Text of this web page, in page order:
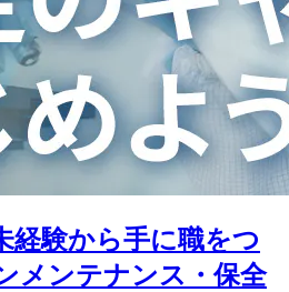
経験から手に職をつ
メンテナンス・保全